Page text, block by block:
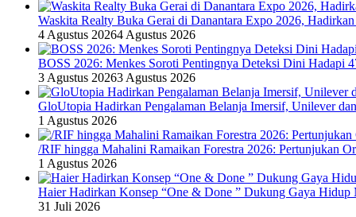
Waskita Realty Buka Gerai di Danantara Expo 2026,
4 Agustus 20264 Agustus 2026
BOSS 2026: Menkes Soroti Pentingnya Deteksi Dini Hadapi
3 Agustus 20263 Agustus 2026
GloUtopia Hadirkan Pengalaman Belanja Imersif, Unilever
1 Agustus 2026
/RIF hingga Mahalini Ramaikan Forestra 2026: Pertunjukan
1 Agustus 2026
Haier Hadirkan Konsep “One & Done ” Dukung Gaya Hidup
31 Juli 2026